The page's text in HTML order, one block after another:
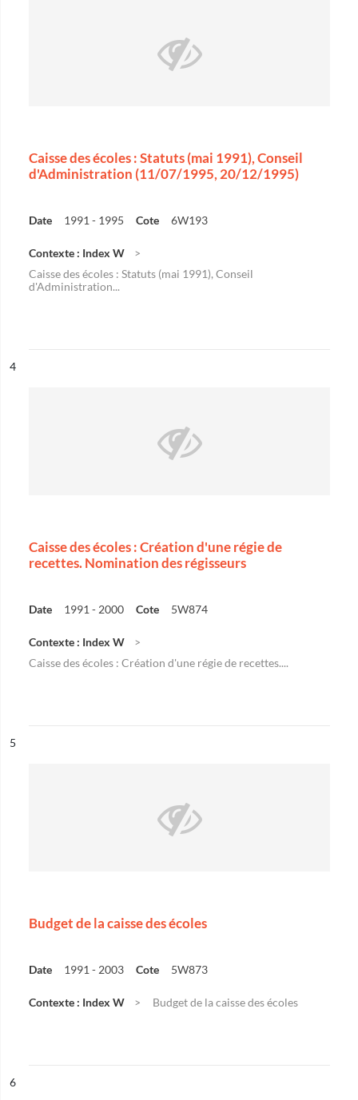
Caisse des écoles : Statuts (mai 1991), Conseil
d'Administration (11/07/1995, 20/12/1995)
Date 1991 - 1995 Cote 6W193
Contexte : Index W
Caisse des écoles : Statuts (mai 1991), Conseil
d'Administration...
n°
4
Caisse des écoles : Création d'une régie de
recettes. Nomination des régisseurs
Date 1991 - 2000 Cote 5W874
Contexte : Index W
Caisse des écoles : Création d'une régie de recettes....
n°
5
Budget de la caisse des écoles
Date 1991 - 2003 Cote 5W873
Contexte : Index W Budget de la caisse des écoles
n°
6